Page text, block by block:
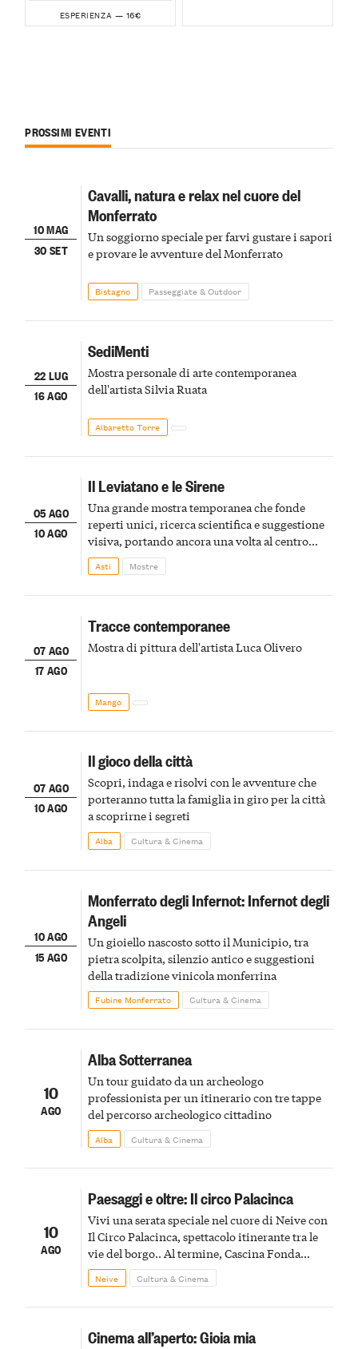
ESPERIENZA — 16€
PROSSIMI EVENTI
10 MAG
30 SET
Cavalli, natura e relax nel cuore del
Monferrato
Un soggiorno speciale per farvi gustare i sapori
e provare le avventure del Monferrato
Bistagno Passeggiate & Outdoor
22 LUG
16 AGO
SediMenti
Mostra personale di arte contemporanea
dell'artista Silvia Ruata
Albaretto Torre
05 AGO
10 AGO
Il Leviatano e le Sirene
Una grande mostra temporanea che fonde
reperti unici, ricerca scientifica e suggestione
visiva, portando ancora una volta al centro
della scena le meraviglie del passato astigiano
Asti Mostre
07 AGO
17 AGO
Tracce contemporanee
Mostra di pittura dell'artista Luca Olivero
Mango
07 AGO
10 AGO
Il gioco della città
Scopri, indaga e risolvi con le avventure che
porteranno tutta la famiglia in giro per la città
a scoprirne i segreti
Alba Cultura & Cinema
10 AGO
15 AGO
Monferrato degli Infernot: Infernot degli
Angeli
Un gioiello nascosto sotto il Municipio, tra
pietra scolpita, silenzio antico e suggestioni
della tradizione vinicola monferrina
Fubine Monferrato Cultura & Cinema
10
AGO
Alba Sotterranea
Un tour guidato da un archeologo
professionista per un itinerario con tre tappe
del percorso archeologico cittadino
Alba Cultura & Cinema
10
AGO
Paesaggi e oltre: Il circo Palacinca
Vivi una serata speciale nel cuore di Neive con
Il Circo Palacinca, spettacolo itinerante tra le
vie del borgo.. Al termine, Cascina Fonda
Winery offrirà una degustazione di due
spumanti.
Neive Cultura & Cinema
Cinema all’aperto: Gioia mia